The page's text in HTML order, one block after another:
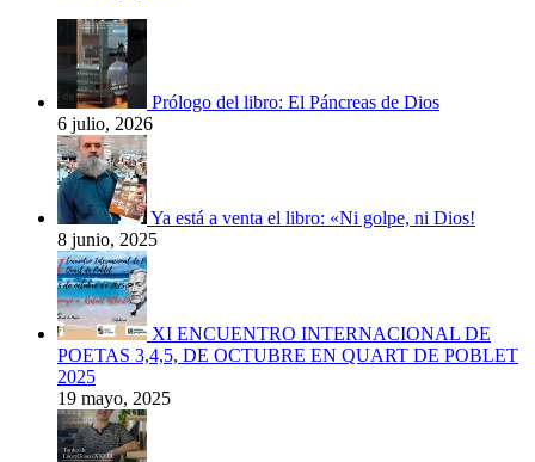
Prólogo del libro: El Páncreas de Dios
6 julio, 2026
Ya está a venta el libro: «Ni golpe, ni Dios!
8 junio, 2025
XI ENCUENTRO INTERNACIONAL DE
POETAS 3,4,5, DE OCTUBRE EN QUART DE POBLET
2025
19 mayo, 2025